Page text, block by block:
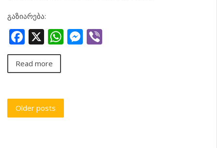
გაზიარება:
Facebook
X WhatsApp
Messenger
Read more
Posts
navigation
Older posts